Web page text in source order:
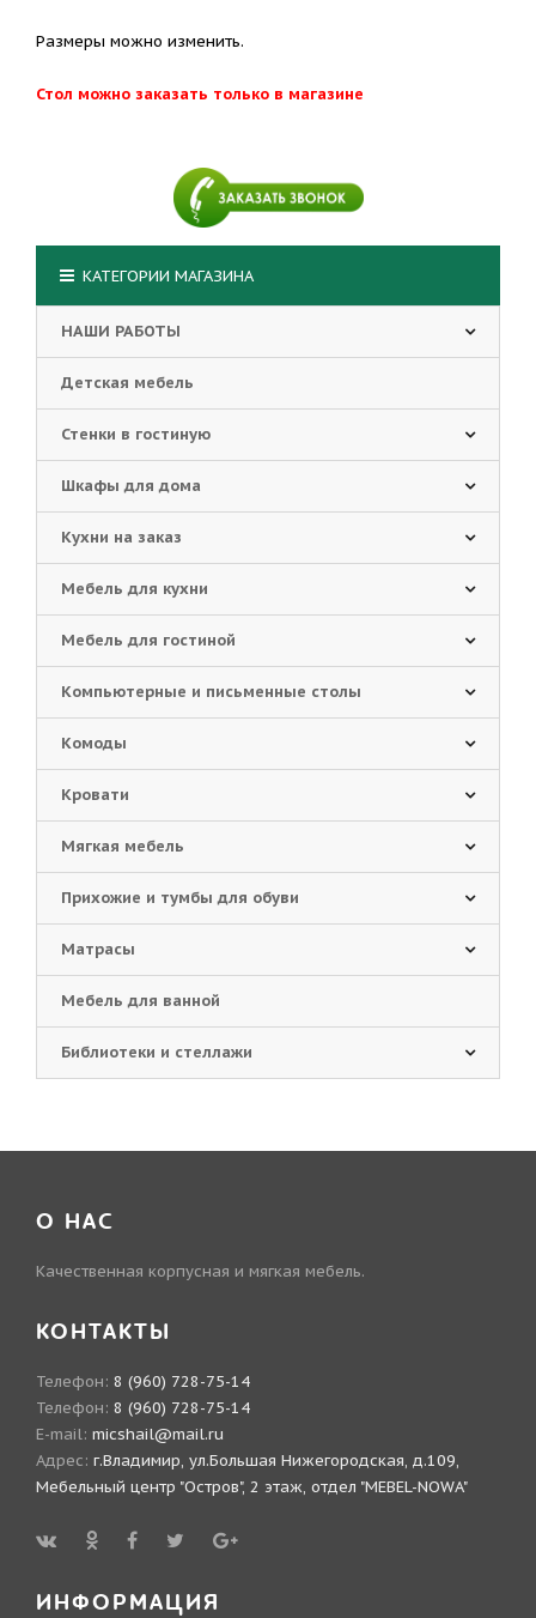
Размеры можно изменить.
Стол можно заказать только в магазине
КАТЕГОРИИ МАГАЗИНА
НАШИ РАБОТЫ
Детская мебель
Стенки в гостиную
Шкафы для дома
Кухни на заказ
Мебель для кухни
Мебель для гостиной
Компьютерные и письменные столы
Комоды
Кровати
Мягкая мебель
Прихожие и тумбы для обуви
Матрасы
Мебель для ванной
Библиотеки и стеллажи
О НАС
Качественная корпусная и мягкая мебель.
КОНТАКТЫ
Телефон: 8 (960) 728-75-14
Телефон: 8 (960) 728-75-14
E-mail: micshail@mail.ru
Адрес: г.Владимир, ул.Большая Нижегородская, д.109,
Мебельный центр "Остров", 2 этаж, отдел "MEBEL-NOWA"
ИНФОРМАЦИЯ